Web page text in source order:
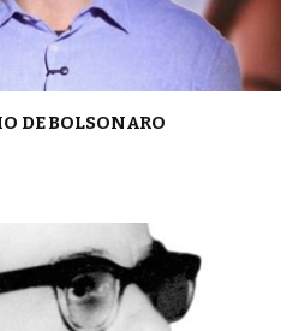
DE BOLSONARO